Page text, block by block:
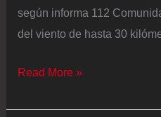
según informa 112
del viento de hasta 30
Última
de
Read More »